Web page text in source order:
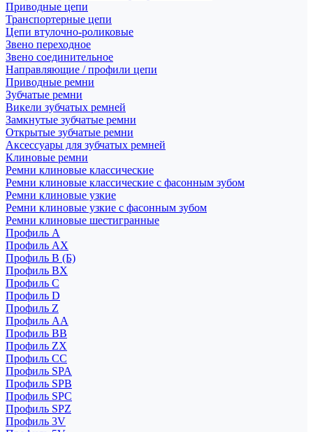
Приводные цепи
Транспортерные цепи
Цепи втулочно-роликовые
Звено переходное
Звено соединительное
Направляющие / профили цепи
Приводные ремни
Зубчатые ремни
Викели зубчатых ремней
Замкнутые зубчатые ремни
Открытые зубчатые ремни
Аксессуары для зубчатых ремней
Клиновые ремни
Ремни клиновые классические
Ремни клиновые классические с фасонным зубом
Ремни клиновые узкие
Ремни клиновые узкие с фасонным зубом
Ремни клиновые шестигранные
Профиль A
Профиль AX
Профиль B (Б)
Профиль BX
Профиль C
Профиль D
Профиль Z
Профиль АА
Профиль BB
Профиль ZX
Профиль CC
Профиль SPA
Профиль SPB
Профиль SPC
Профиль SPZ
Профиль 3V